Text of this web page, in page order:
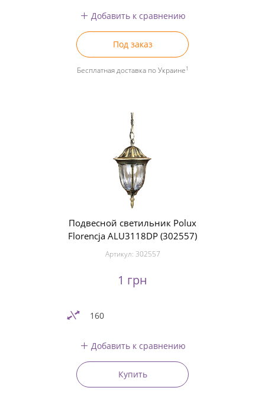
Добавить к сравнению
Под заказ
Бесплатная доставка по Украине1
Подвесной светильник Polux
Florencja ALU3118DP (302557)
Артикул: 302557
1 грн
160
Добавить к сравнению
Купить